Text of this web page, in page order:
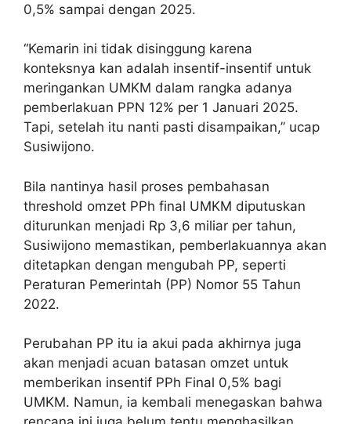
0,5% sampai dengan 2025.
“Kemarin ini tidak disinggung karena
konteksnya kan adalah insentif-insentif untuk
meringankan UMKM dalam rangka adanya
pemberlakuan PPN 12% per 1 Januari 2025.
Tapi, setelah itu nanti pasti disampaikan,” ucap
Susiwijono.
Bila nantinya hasil proses pembahasan
threshold omzet PPh final UMKM diputuskan
diturunkan menjadi Rp 3,6 miliar per tahun,
Susiwijono memastikan, pemberlakuannya akan
ditetapkan dengan mengubah PP, seperti
Peraturan Pemerintah (PP) Nomor 55 Tahun
2022.
Perubahan PP itu ia akui pada akhirnya juga
akan menjadi acuan batasan omzet untuk
memberikan insentif PPh Final 0,5% bagi
UMKM. Namun, ia kembali menegaskan bahwa